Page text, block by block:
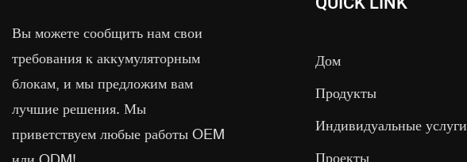
Вы можете сообщить нам свои
требования к аккумуляторным
блокам, и мы предложим вам
лучшие решения. Мы
приветствуем любые работы OEM
Дом
Продукты
Индивидуальные услуги
Проекты